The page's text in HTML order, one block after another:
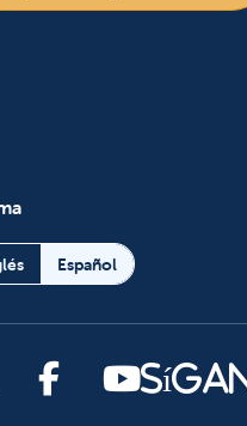
Español
en X
Síganos en